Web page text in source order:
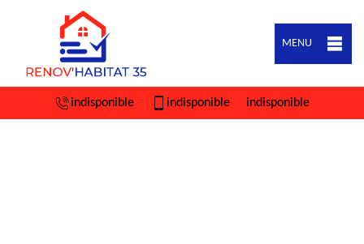
MENU
indisponible indisponible indisponible